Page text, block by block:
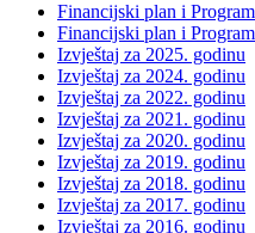
Financijski plan i
Financijski plan i
Izvještaj za 2025. godinu
Izvještaj za 2024. godinu
Izvještaj za 2022. godinu
Izvještaj za 2021. godinu
Izvještaj za 2020. godinu
Izvještaj za 2019. godinu
Izvještaj za 2018. godinu
Izvještaj za 2017. godinu
Izvještaj za 2016. godinu